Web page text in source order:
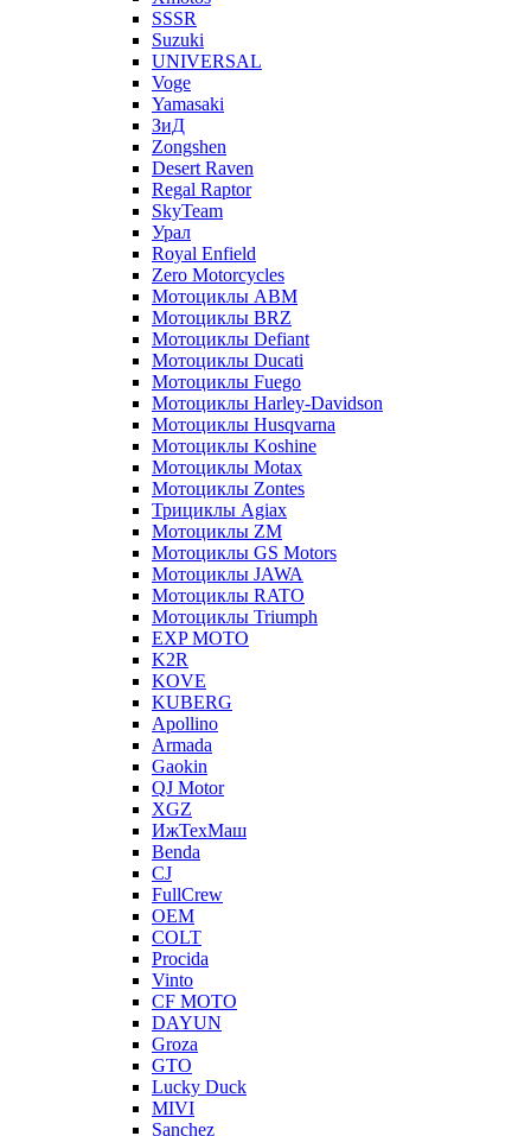
SSSR
Suzuki
UNIVERSAL
Voge
Yamasaki
ЗиД
Zongshen
Desert Raven
Regal Raptor
SkyTeam
Урал
Royal Enfield
Zero Motorcycles
Мотоциклы ABM
Мотоциклы BRZ
Мотоциклы Defiant
Мотоциклы Ducati
Мотоциклы Fuego
Мотоциклы Harley-Davidson
Мотоциклы Husqvarna
Мотоциклы Koshine
Мотоциклы Motax
Мотоциклы Zontes
Трициклы Agiax
Мотоциклы ZM
Мотоциклы GS Motors
Мотоциклы JAWA
Мотоциклы RATO
Мотоциклы Triumph
EXP MOTO
K2R
KOVE
KUBERG
Apollino
Armada
Gaokin
QJ Motor
XGZ
ИжТехМаш
Benda
CJ
FullCrew
OEM
COLT
Procida
Vinto
CF MOTO
DAYUN
Groza
GTO
Lucky Duck
MIVI
Sanchez